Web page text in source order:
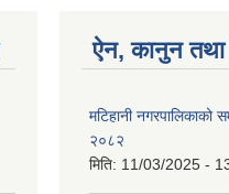
ऐन, कानुन तथा
मटिहानी नगरपालिकाको
२०८२
मिति: 11/03/2025 -